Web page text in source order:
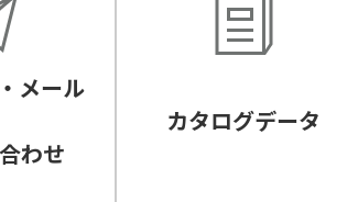
メール
わせ
カタログデータ